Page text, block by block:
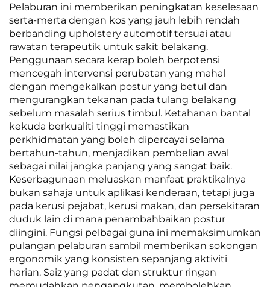
Pelaburan ini memberikan peningkatan keselesaan
serta-merta dengan kos yang jauh lebih rendah
berbanding upholstery automotif tersuai atau
rawatan terapeutik untuk sakit belakang.
Penggunaan secara kerap boleh berpotensi
mencegah intervensi perubatan yang mahal
dengan mengekalkan postur yang betul dan
mengurangkan tekanan pada tulang belakang
sebelum masalah serius timbul. Ketahanan bantal
kekuda berkualiti tinggi memastikan
perkhidmatan yang boleh dipercayai selama
bertahun-tahun, menjadikan pembelian awal
sebagai nilai jangka panjang yang sangat baik.
Keserbagunaan meluaskan manfaat praktikalnya
bukan sahaja untuk aplikasi kenderaan, tetapi juga
pada kerusi pejabat, kerusi makan, dan persekitaran
duduk lain di mana penambahbaikan postur
diingini. Fungsi pelbagai guna ini memaksimumkan
pulangan pelaburan sambil memberikan sokongan
ergonomik yang konsisten sepanjang aktiviti
harian. Saiz yang padat dan struktur ringan